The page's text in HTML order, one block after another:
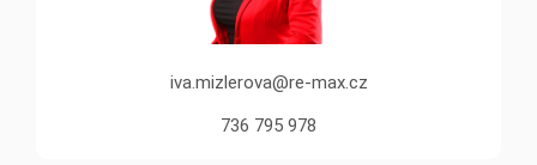
iva.mizlerova@re-max.cz
736 795 978